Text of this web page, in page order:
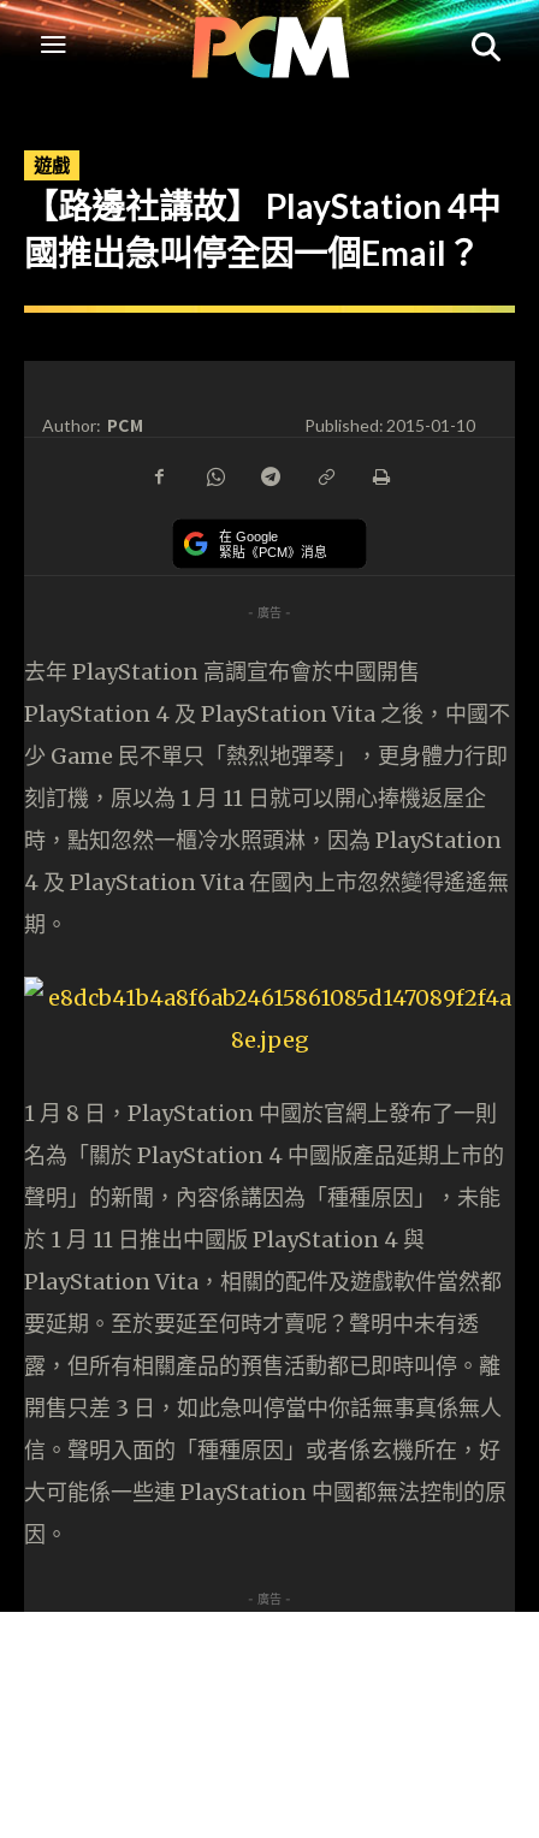
遊戲
【路邊社講故】 PlayStation 4中
國推出急叫停全因一個Email？
Author: PCM Published:2015-01-10
在 Google
緊貼《PCM》消息
- 廣告 -
去年 PlayStation 高調宣布會於中國開售
PlayStation 4 及 PlayStation Vita 之後，中國不
少 Game 民不單只「熱烈地彈琴」，更身體力行即
刻訂機，原以為 1 月 11 日就可以開心捧機返屋企
時，點知忽然一櫃冷水照頭淋，因為 PlayStation
4 及 PlayStation Vita 在國內上市忽然變得遙遙無
期。
1 月 8 日，PlayStation 中國於官網上發布了一則
名為「關於 PlayStation 4 中國版產品延期上市的
聲明」的新聞，內容係講因為「種種原因」，未能
於 1 月 11 日推出中國版 PlayStation 4 與
PlayStation Vita，相關的配件及遊戲軟件當然都
要延期。至於要延至何時才賣呢？聲明中未有透
露，但所有相關產品的預售活動都已即時叫停。離
開售只差 3 日，如此急叫停當中你話無事真係無人
信。聲明入面的「種種原因」或者係玄機所在，好
大可能係一些連 PlayStation 中國都無法控制的原
因。
- 廣告 -